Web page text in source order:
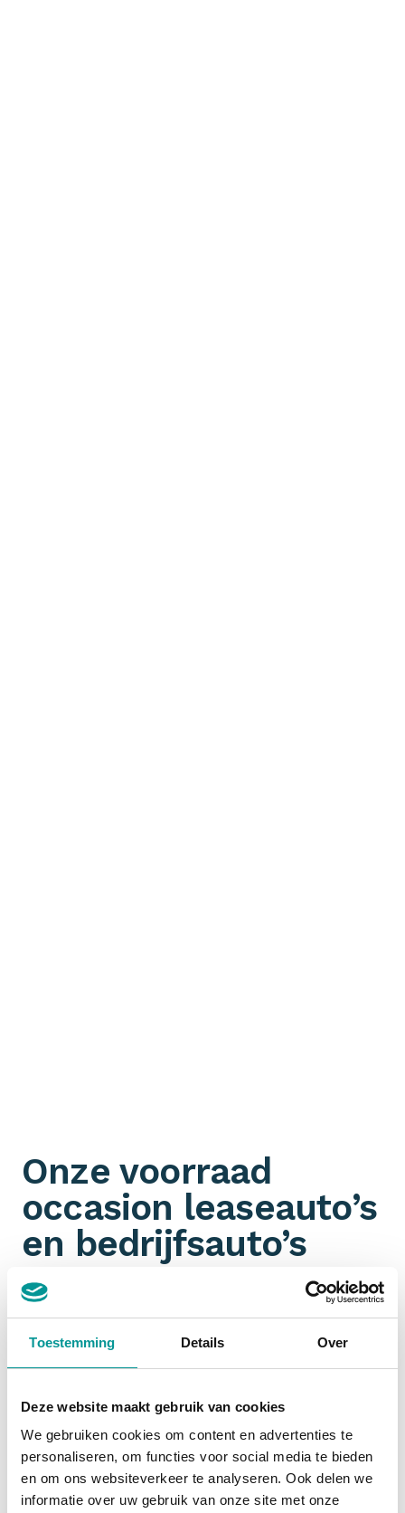
Toestemming Details Over
Deze website maakt gebruik van cookies
We gebruiken cookies om content en advertenties te
personaliseren, om functies voor social media te bieden
en om ons websiteverkeer te analyseren. Ook delen we
informatie over uw gebruik van onze site met onze
Onze voorraad
occasion leaseauto’s
en bedrijfsauto’s
Omdat wij aangesloten zijn bij talloze
partners
hebben wij een ongeëvenaarde voorraad aan jonge
ook nog eens gemakkelijk op
start dus bij De Lease Financier!
Financial lease occasion
Zakelijk een occasionfinancial leasen is slim. De